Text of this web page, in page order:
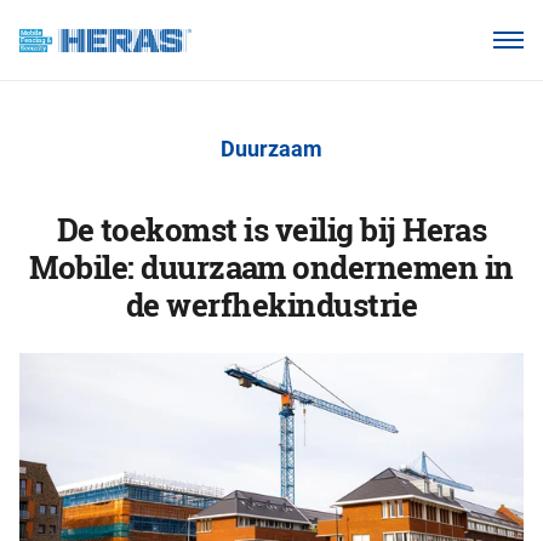
Kennisbank
Over ons
Duurzaam
De toekomst is veilig bij Heras
Mobile: duurzaam ondernemen in
de werfhekindustrie